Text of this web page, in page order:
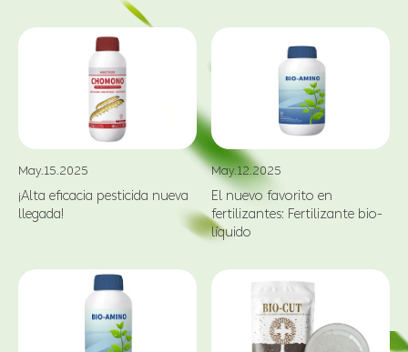
¡Alta eficacia pesticida nueva
May.12.2025
El nuevo favorito en
fertilizantes: Fertilizante bio-
líquido
Usos ingeniosos del
Apr.30.2025
BIO-CUT CHICO™Pauta de